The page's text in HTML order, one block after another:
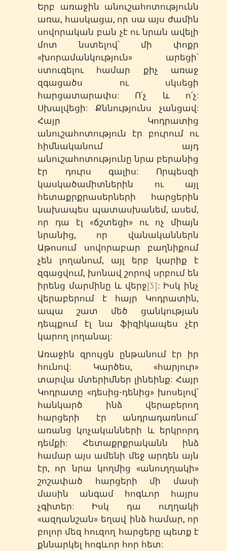
Երբ առաջին անուշահոտությունն
առա, հասկացա, որ սա այս ժամին
սովորական բան չէ ու նրան ավելի
մոտ նստելով՝ մի փոքր
«խորամանկություն» արեցի՝
ստուգելու համար քիչ առաջ
զգացածս ու սկսեցի
հարցատարափս: Ո՛չ և ո՛չ:
Սխալվեցի: Քննությունս չանցավ:
Հայր Կոդրատից
անուշահոտություն էր բուրում ու
հիմնականում այդ
անուշահոտությունը նրա բերանից
էր դուրս գալիս: Որպեսզի
կասկածամիտներին ու այլ
հետաքրքրասերների հարցերին
նախապես պատասխանեմ, ասեմ,
որ դա էլ «ճշտեցի» ու ոչ միայն
նրանից, որ վանականներն
Աթոսում սովորաբար բաղնիքում
չեն լողանում, այլ երբ կարիք է
զգացվում, խոնավ շորով սրբում են
իրենց մարմինը և վերջ[5]: Իսկ ինչ
վերաբերում է հայր Կոդրատին,
ապա շատ մեծ ցանկության
դեպքում էլ նա ֆիզիկապես չէր
կարող լողանալ:
Առաջին զրույցն ընթանում էր իր
հունով: Կարծես, «հարյուր»
տարվա մտերիմներ լինեինք: Հայր
Կոդրատը «դեսից-դենից» խոսելով՝
հանկարծ ինձ վերաբերող
հարցերի էր անդրադառնում՝
առանց կոչականների և երկրորդ
դեմքի: Հետաքրքրականն ինձ
համար այս ամենի մեջ արդեն այն
էր, որ նրա կողմից «անուղղակի»
շոշափած հարցերի մի մասի
մասին անգամ հոգևոր հայրս
չգիտեր: Իսկ դա ուղղակի
«ազդանշան» եղավ ինձ համար, որ
բոլոր մեզ հուզող հարցերը պետք է
քննարկել հոգևոր հոր հետ: